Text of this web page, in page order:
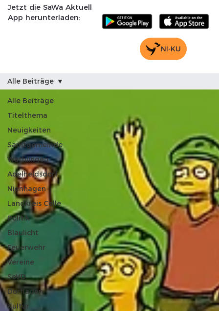
Jetzt die SaWa Aktuell
App herunterladen:
NI-KU
Alle Beiträge
Titelthema
Neuigkeiten
Samtgemeinde
Wathlingen
Adelheidsdorf
Nienhagen
Landkreis Celle
Politik
Blaulicht
Feuerwehr
Vereine
SoVD
Dorfladen
Kultur
Alle Beiträge